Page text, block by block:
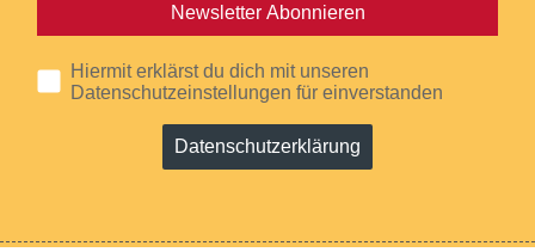
Newsletter Abonnieren
Hiermit erklärst du dich mit unseren
Datenschutzeinstellungen für einverstanden
Datenschutzerklärung